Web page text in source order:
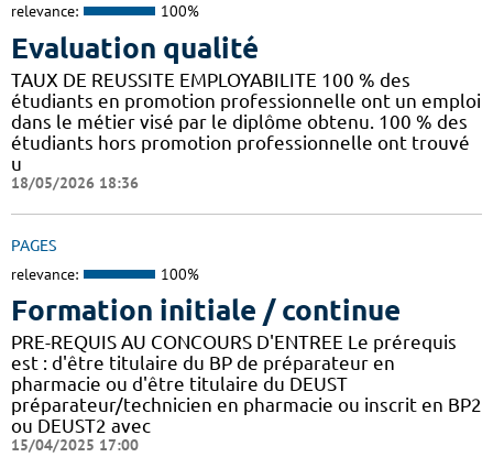
relevance: 100%
Evaluation qualité
TAUX DE REUSSITE EMPLOYABILITE 100 % des
étudiants en promotion professionnelle ont un emploi
dans le métier visé par le diplôme obtenu. 100 % des
étudiants hors promotion professionnelle ont trouvé
u
18/05/2026 18:36
PAGES
relevance: 100%
Formation initiale / continue
PRE-REQUIS AU CONCOURS D'ENTREE Le prérequis
est : d'être titulaire du BP de préparateur en
pharmacie ou d'être titulaire du DEUST
préparateur/technicien en pharmacie ou inscrit en BP2
ou DEUST2 avec
15/04/2025 17:00